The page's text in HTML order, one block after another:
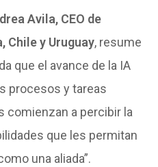
Avila, CEO de
Chile y Uruguay, resume
que el avance de la IA
procesos y tareas
comienzan a percibir la
que les permitan
una aliada”.